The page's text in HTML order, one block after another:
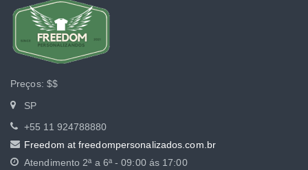
Preços: $$
SP
+55 11 924788880
Freedom at freedompersonalizados.com.br
Atendimento 2ª a 6ª - 09:00 ás 17:00